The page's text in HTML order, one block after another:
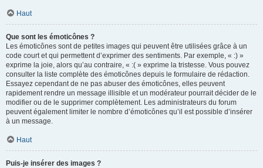
Haut
Que sont les émoticônes ?
Les émoticônes sont de petites images qui peuvent être utilisées grâce à un
code court et qui permettent d’exprimer des sentiments. Par exemple, « :) »
exprime la joie, alors qu’au contraire, « :( » exprime la tristesse. Vous pouvez
consulter la liste complète des émoticônes depuis le formulaire de rédaction.
Essayez cependant de ne pas abuser des émoticônes, elles peuvent
rapidement rendre un message illisible et un modérateur pourrait décider de le
modifier ou de le supprimer complètement. Les administrateurs du forum
peuvent également limiter le nombre d’émoticônes qu’il est possible d’insérer
à un message.
Haut
Puis-je insérer des images ?